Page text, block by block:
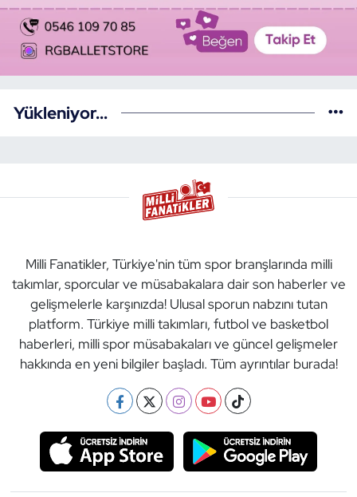
Yükleniyor...
Milli Fanatikler, Türkiye'nin tüm spor branşlarında milli
takımlar, sporcular ve müsabakalara dair son haberler ve
gelişmelerle karşınızda! Ulusal sporun nabzını tutan
platform. Türkiye milli takımları, futbol ve basketbol
haberleri, milli spor müsabakaları ve güncel gelişmeler
hakkında en yeni bilgiler başladı. Tüm ayrıntılar burada!